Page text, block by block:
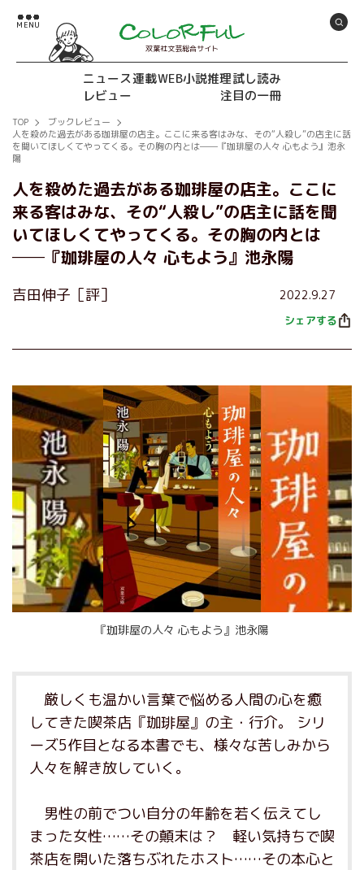
双葉社文芸総合サイト
ニュース連載WEB小説推理試し読み
レビュー
注目の一冊
TOP
ブックレビュー
人を殺めた過去がある珈琲屋の店主。ここに来る客はみな、その“人殺し”の店主に話
を聞いてほしくてやってくる。その胸の内とは──『珈琲屋の人々 心もよう』池永
陽
人を殺めた過去がある珈琲屋の店主。ここに
来る客はみな、その“人殺し”の店主に話を聞
いてほしくてやってくる。その胸の内とは
──『珈琲屋の人々 心もよう』池永陽
吉田伸子［評］ 2022.9.27
シェアする
『珈琲屋の人々 心もよう』池永陽
厳しくも温かい言葉で悩める人間の心を癒
してきた喫茶店『珈琲屋』の主・行介。 シリ
ーズ5作目となる本書でも、様々な苦しみから
人々を解き放していく。
男性の前でつい自分の年齢を若く伝えてし
まった女性……その顛末は？ 軽い気持ちで喫
茶店を開いた落ちぶれたホスト……その本心と